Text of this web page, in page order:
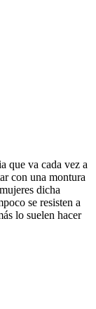
que va cada vez a
con una montura
dicha
se resisten a
lo suelen hacer